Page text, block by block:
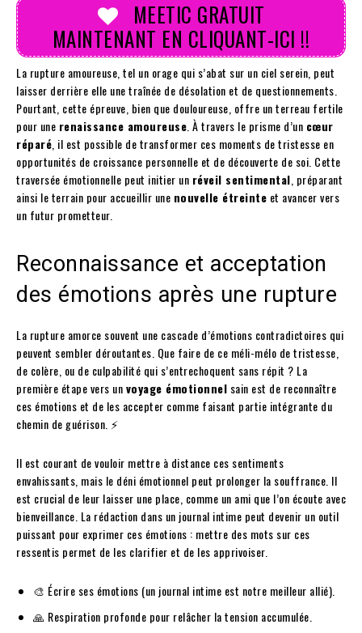
MEETIC GRATUIT
MAINTENANT EN CLIQUANT-ICI !!
La rupture amoureuse, tel un orage qui s’abat sur un ciel serein, peut
laisser derrière elle une traînée de désolation et de questionnements.
Pourtant, cette épreuve, bien que douloureuse, offre un terreau fertile
pour une renaissance amoureuse. À travers le prisme d’un cœur
réparé, il est possible de transformer ces moments de tristesse en
opportunités de croissance personnelle et de découverte de soi. Cette
traversée émotionnelle peut initier un réveil sentimental, préparant
ainsi le terrain pour accueillir une nouvelle étreinte et avancer vers
un futur prometteur.
Reconnaissance et acceptation
des émotions après une rupture
La rupture amorce souvent une cascade d’émotions contradictoires qui
peuvent sembler déroutantes. Que faire de ce méli-mélo de tristesse,
de colère, ou de culpabilité qui s’entrechoquent sans répit ? La
première étape vers unvoyage émotionnel sain est de reconnaître
ces émotions et de les accepter comme faisant partie intégrante du
chemin de guérison. ⚡️
Il est courant de vouloir mettre à distance ces sentiments
envahissants, mais le déni émotionnel peut prolonger la souffrance. Il
est crucial de leur laisser une place, comme un ami que l’on écoute avec
bienveillance. La rédaction dans un journal intime peut devenir un outil
puissant pour exprimer ces émotions : mettre des mots sur ces
ressentis permet de les clarifier et de les apprivoiser.
🎨 Écrire ses émotions (un journal intime est notre meilleur allié).
🙏 Respiration profonde pour relâcher la tension accumulée.